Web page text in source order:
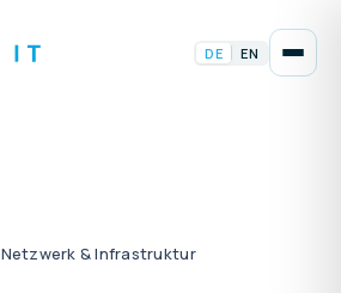
DE EN
Netzwerk & Infrastruktur